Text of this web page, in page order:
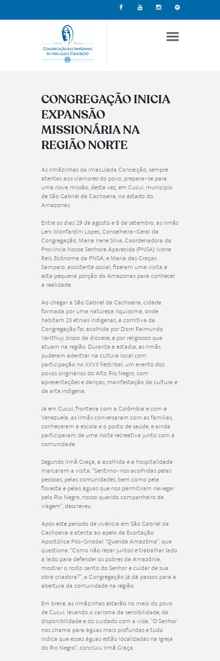
CONGREGAÇÃO INICIA
EXPANSÃO
MISSIONÁRIA NA
REGIÃO NORTE
As Irmãzinhas da Imaculada Conceição, sempre
atentas aos clamores do povo, prepara-se para
uma nova missão, desta vez, em Cucuí, município
de São Gabriel da Cachoeira, no estado do
Amazonas.
Entre os dias 29 de agosto e 8 de setembro, as Irmãs
Leni Monfardini Lopes, Conselheira-Geral da
Congregação; Maria Irene Silva, Coordenadora da
Província Nossa Senhora Aparecida (PNSA); Ivone
Reis, Ecônoma da PNSA; e Maria das Graças
Sampaio, assistente social, fizeram uma visita a
esta pequena porção do Amazonas para conhecer
a realidade.
Ao chegar a São Gabriel da Cachoeira, cidade
formada por uma natureza riquíssima, onde
habitam 23 etnias indígenas, a comitiva da
Congregação foi acolhida por Dom Raimundo
Vanthuy, bispo da diocese, e por religiosos que
atuam na região. Durante a estadia, as Irmãs
puderam adentrar na cultura local com
participação no XXVII Festribal, um evento dos
povos originários do Alto Rio Negro, com
apresentações e danças, manifestação da cultura e
da arte indígena.
Já em Cucuí, fronteira com a Colômbia e com a
Venezuela, as Irmãs conversaram com as famílias,
conheceram a escola e o posto de saúde, e ainda
participaram de uma noite recreativa junto com a
comunidade.
Segundo Irmã Graça, a acolhida e a hospitalidade
marcaram a visita. “Sentimo-nos acolhidas pelas
pessoas, pelas comunidades, bem como pela
floresta e pelas águas que nos permitiram navegar
pelo Rio Negro, nosso querido companheiro de
viagem”, descreveu.
Após este período de vivência em São Gabriel da
Cachoeira e atenta ao apelo da Exortação
Apostólica Pós-Sinodal “Querida Amazônia”, que
questiona: “Como não rezar juntos e trabalhar lado
a lado para defender os pobres da Amazônia,
mostrar o rosto santo do Senhor e cuidar de sua
obra criadora?”, a Congregação já dá passos para a
abertura da comunidade na região.
Em breve, as Irmãzinhas estarão no meio do povo
de Cucuí, levando o carisma da sensibilidade, da
disponibilidade e do cuidado com a vida. “O Senhor
nos chama para águas mais profundas e tudo
indica que essas águas estão localizadas na Igreja
do Rio Negro”, concluiu Irmã Graça.